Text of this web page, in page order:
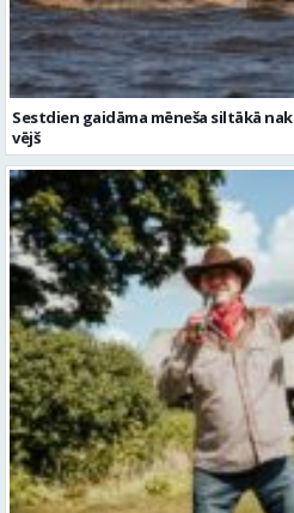
Sestdien gaidāma mēneša siltākā
vējš